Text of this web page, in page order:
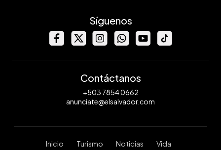
Síguenos
Contáctanos
+503 7854 0662
anunciate@elsalvador.com
Inicio Turismo Noticias Vida